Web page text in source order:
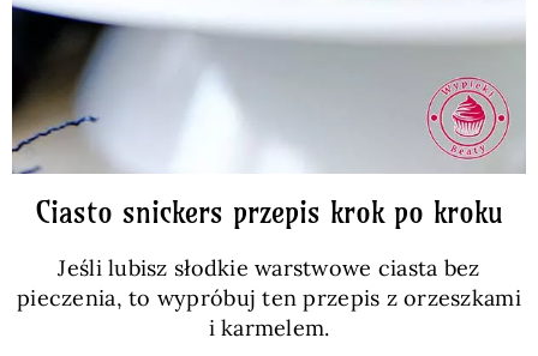
Ciasto snickers przepis krok po kroku
Jeśli lubisz słodkie warstwowe ciasta bez
pieczenia, to wypróbuj ten przepis z orzeszkami
i karmelem.